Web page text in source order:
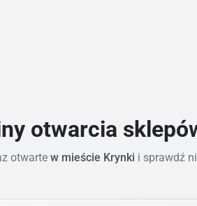
otwarcia
otwarte w mieście Krynki i sprawdź